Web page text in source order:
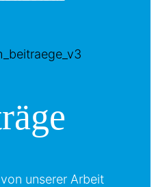
unserer Arbeit